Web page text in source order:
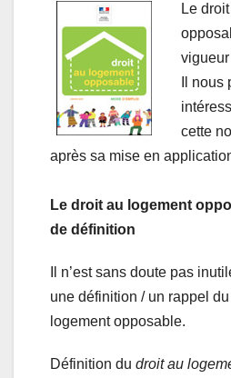
Le
Il
cette
après sa mise en
Le droit au logement
de définition
Il n’est sans doute pas
une définition / un rappel
logement opposable.
Définition du droit au